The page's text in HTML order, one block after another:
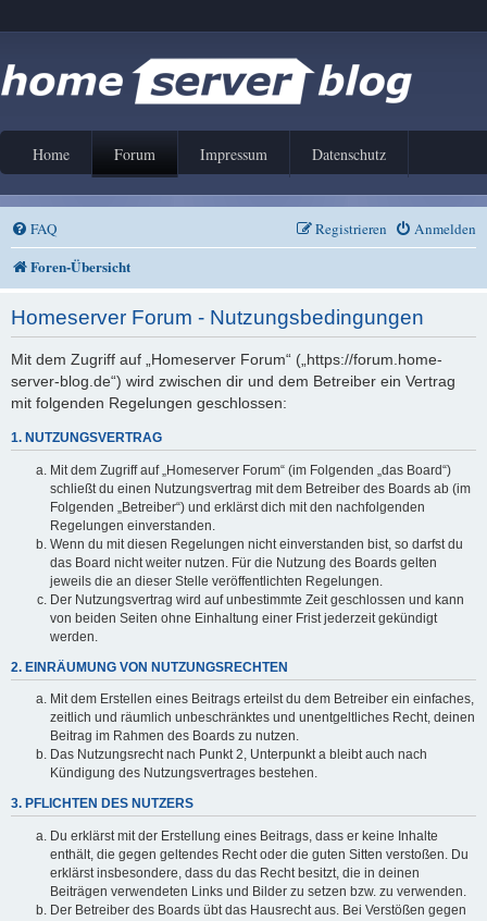
Home Forum Impressum Datenschutz
FAQ Anmelden
Registrieren
Foren-Übersicht
Homeserver Forum - Nutzungsbedingungen
Mit dem Zugriff auf „Homeserver Forum“ („https://forum.home-
server-blog.de“) wird zwischen dir und dem Betreiber ein Vertrag
mit folgenden Regelungen geschlossen:
1. NUTZUNGSVERTRAG
Mit dem Zugriff auf „Homeserver Forum“ (im Folgenden „das Board“)
schließt du einen Nutzungsvertrag mit dem Betreiber des Boards ab (im
Folgenden „Betreiber“) und erklärst dich mit den nachfolgenden
Regelungen einverstanden.
Wenn du mit diesen Regelungen nicht einverstanden bist, so darfst du
das Board nicht weiter nutzen. Für die Nutzung des Boards gelten
jeweils die an dieser Stelle veröffentlichten Regelungen.
Der Nutzungsvertrag wird auf unbestimmte Zeit geschlossen und kann
von beiden Seiten ohne Einhaltung einer Frist jederzeit gekündigt
werden.
2. EINRÄUMUNG VON NUTZUNGSRECHTEN
Mit dem Erstellen eines Beitrags erteilst du dem Betreiber ein einfaches,
zeitlich und räumlich unbeschränktes und unentgeltliches Recht, deinen
Beitrag im Rahmen des Boards zu nutzen.
Das Nutzungsrecht nach Punkt 2, Unterpunkt a bleibt auch nach
Kündigung des Nutzungsvertrages bestehen.
3. PFLICHTEN DES NUTZERS
Du erklärst mit der Erstellung eines Beitrags, dass er keine Inhalte
enthält, die gegen geltendes Recht oder die guten Sitten verstoßen. Du
erklärst insbesondere, dass du das Recht besitzt, die in deinen
Beiträgen verwendeten Links und Bilder zu setzen bzw. zu verwenden.
Der Betreiber des Boards übt das Hausrecht aus. Bei Verstößen gegen